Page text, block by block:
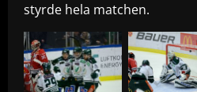
styrde hela matchen.